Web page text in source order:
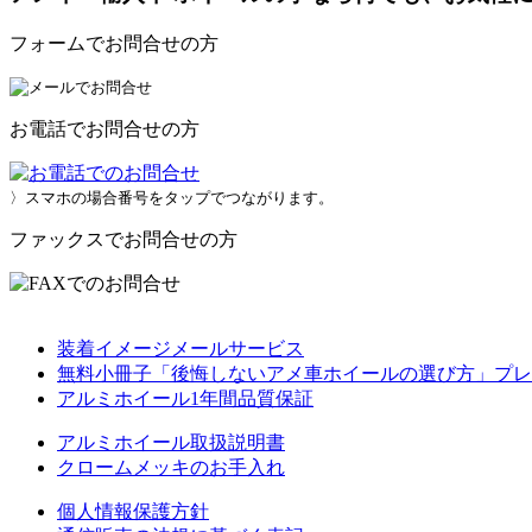
フォームでお問合せの方
お電話でお問合せの方
〉スマホの場合番号をタップでつながります。
ファックスでお問合せの方
装着イメージメールサービス
無料小冊子「後悔しないアメ車ホイールの選び方」プ
アルミホイール1年間品質保証
アルミホイール取扱説明書
クロームメッキのお手入れ
個人情報保護方針